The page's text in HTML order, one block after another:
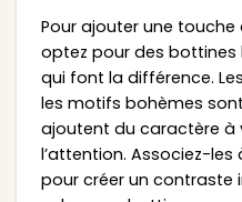
Pour ajouter une touche
optez pour des
qui font la différence.
les motifs bohèmes
ajoutent du caractère à
l’attention. Associez-
pour créer un contraste